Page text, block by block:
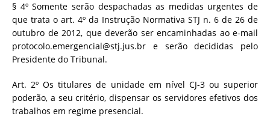
§ 4º Somente serão despachadas as medidas urgentes de
que trata o art. 4º da Instrução Normativa STJ n. 6 de 26 de
outubro de 2012, que deverão ser encaminhadas ao e-mail
protocolo.emergencial@stj.jus.br e serão decididas pelo
Presidente do Tribunal.
Art. 2º Os titulares de unidade em nível CJ-3 ou superior
poderão, a seu critério, dispensar os servidores efetivos dos
trabalhos em regime presencial.